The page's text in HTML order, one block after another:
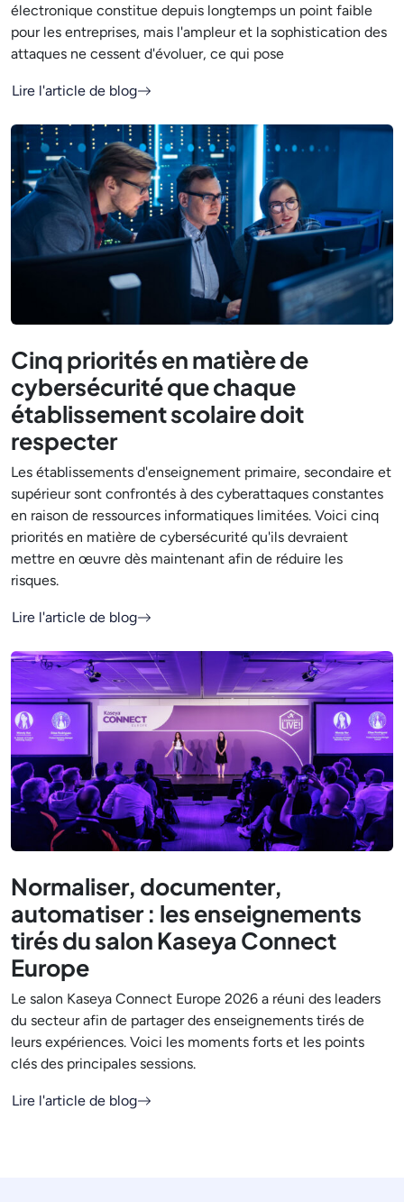
électronique constitue depuis longtemps un point faible
pour les entreprises, mais l'ampleur et la sophistication des
attaques ne cessent d'évoluer, ce qui pose
Lire l'article de blog
Cinq priorités en matière de
cybersécurité que chaque
établissement scolaire doit
respecter
Les établissements d'enseignement primaire, secondaire et
supérieur sont confrontés à des cyberattaques constantes
en raison de ressources informatiques limitées. Voici cinq
priorités en matière de cybersécurité qu'ils devraient
mettre en œuvre dès maintenant afin de réduire les
risques.
Lire l'article de blog
Normaliser, documenter,
automatiser : les enseignements
tirés du salon Kaseya Connect
Europe
Le salon Kaseya Connect Europe 2026 a réuni des leaders
du secteur afin de partager des enseignements tirés de
leurs expériences. Voici les moments forts et les points
clés des principales sessions.
Lire l'article de blog